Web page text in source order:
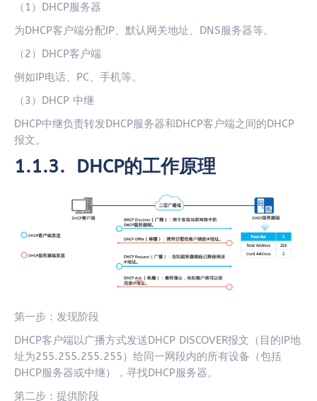
（1）DHCP服务器
为DHCP客户端分配IP、默认网关地址、DNS服务器等。
（2）DHCP客户端
例如IP电话、PC、手机等。
（3）DHCP 中继
DHCP中继负责转发DHCP服务器和DHCP客户端之间的DHCP
报文。
1.1.3. DHCP的工作原理
第一步：发现阶段
DHCP客户端以广播方式发送DHCP DISCOVER报文（目的IP地
址为255.255.255.255）给同一网段内的所有设备（包括
DHCP服务器或中继），寻找DHCP服务器。
第二步：提供阶段